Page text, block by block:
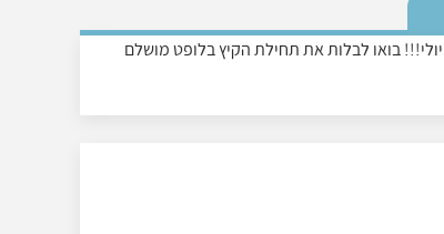
בואו לבלות את תחילת הקיץ בלופט מושלם